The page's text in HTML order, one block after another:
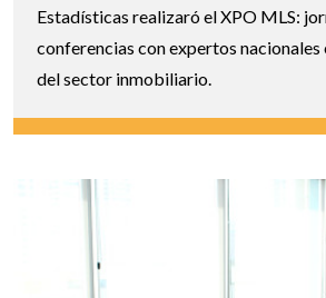
Estadísticas realizaró el XPO MLS:
conferencias con expertos nacionales
del sector inmobiliario.